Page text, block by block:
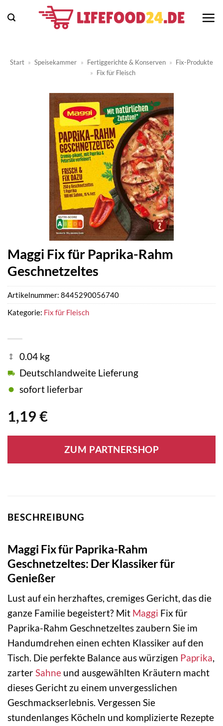
Inhalt
Start » Speisekammer » Fertiggerichte & Konserven » Fix-Produkte
» Fix für Fleisch
Maggi Fix für Paprika-Rahm
Geschnetzeltes
1,19 €
0.04 kg
Deutschlandweite Lieferung
sofort lieferbar
ZUM PARTNERSHOP
Artikelnummer: 8445290056740
Kategorie: Fix für Fleisch
BESCHREIBUNG
Maggi Fix für Paprika-Rahm
Geschnetzeltes: Der Klassiker für
Genießer
Lust auf ein herzhaftes, cremiges Gericht, das die
ganze Familie begeistert? Mit Maggi Fix für
Paprika-Rahm Geschnetzeltes zaubern Sie im
Handumdrehen einen echten Klassiker auf den
Tisch. Die perfekte Balance aus würzigen Paprika,
zarterSahne und ausgewählten Kräutern macht
dieses Gericht zu einem unvergesslichen
Geschmackserlebnis. Vergessen Sie
stundenlanges Köcheln und komplizierte Rezepte